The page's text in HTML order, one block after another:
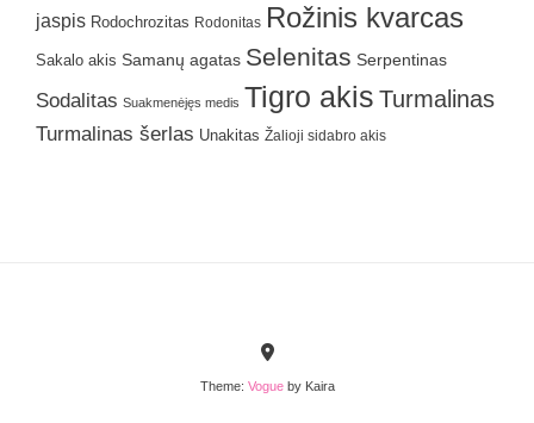
jaspis Rodochrozitas Rodonitas Rožinis kvarcas
Sakalo akis Samanų agatas Selenitas Serpentinas
Sodalitas Suakmenėjęs medis Tigro akis Turmalinas
Turmalinas šerlas Unakitas Žalioji sidabro akis
Theme: Vogueby Kaira